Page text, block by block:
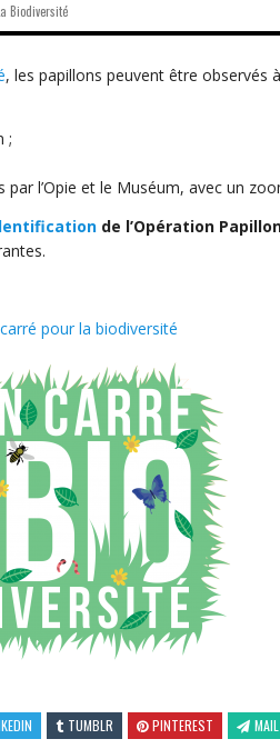
Biodiversité
, les papillons peuvent être observés
;
l’Opie et le Muséum, avec un
de l’Opération
pour la biodiversité
TUMBLR PINTEREST MAIL